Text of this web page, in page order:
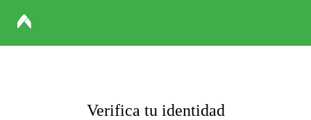
Verifica tu identidad